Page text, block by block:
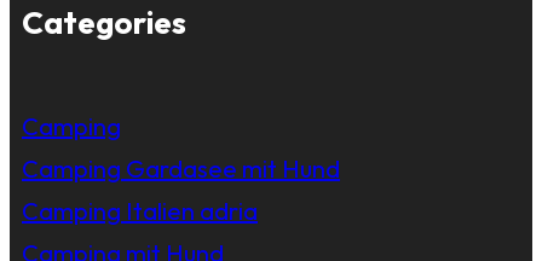
Categories
Camping
Camping Gardasee mit Hund
Camping Italien adria
Camping mit Hund